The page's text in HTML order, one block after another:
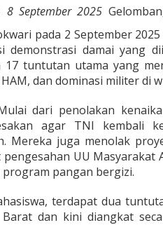
8 September 2025
pada 2 September
demonstrasi damai yang
17 tuntutan utama yang
dan dominasi militer di
dari penolakan
agar TNI kembali
Mereka juga menolak
UU Masyarakat
program pangan bergizi.
terdapat dua
dan kini diangkat